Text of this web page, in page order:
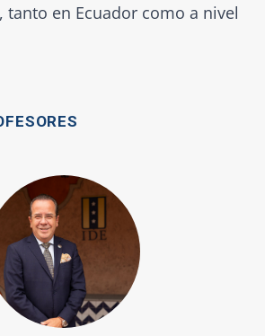
tanto en Ecuador como a nivel